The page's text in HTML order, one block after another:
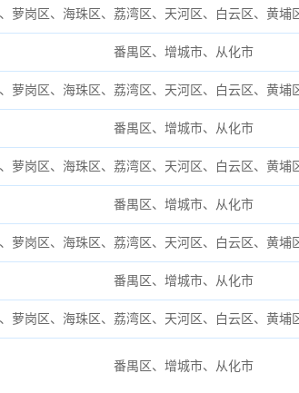
萝岗区、海珠区、荔湾区、天河区、白云区、黄埔
番禺区、增城市、从化市
萝岗区、海珠区、荔湾区、天河区、白云区、黄埔
番禺区、增城市、从化市
萝岗区、海珠区、荔湾区、天河区、白云区、黄埔
番禺区、增城市、从化市
萝岗区、海珠区、荔湾区、天河区、白云区、黄埔
番禺区、增城市、从化市
萝岗区、海珠区、荔湾区、天河区、白云区、黄埔
番禺区、增城市、从化市